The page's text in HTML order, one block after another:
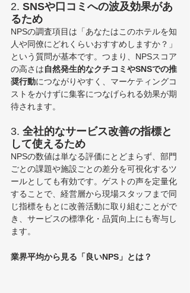
2. SNSや口コミへの波及効果があ
るため
NPSの調査項目は「あなたはこのホテルを知
人や同僚にどれくらいおすすめしますか？」
という質問が基本です。つまり、NPSスコア
の高さは自然発生的なクチコミやSNSでの推
奨行動につながりやすく、マーケティングコ
ストをかけずに集客につなげられる効果が期
待されます。
3. 全社的なサービス改善の指標と
して使えるため
NPSの数値は単なる評価にとどまらず、部門
ごとの課題や施設ごとの差分を可視化するツ
ールとしても有効です。ゲストの声を定量化
することで、経営層から現場スタッフまで同
じ指標をもとに改善活動に取り組むことがで
き、サービスの標準化・品質向上にも寄与し
ます。
業界平均から見る「良いNPS」とは？